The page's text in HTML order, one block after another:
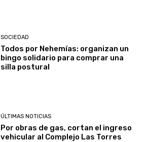
SOCIEDAD
Todos por Nehemías: organizan un
bingo solidario para comprar una
silla postural
ÚLTIMAS NOTICIAS
Por obras de gas, cortan el ingreso
vehicular al Complejo Las Torres